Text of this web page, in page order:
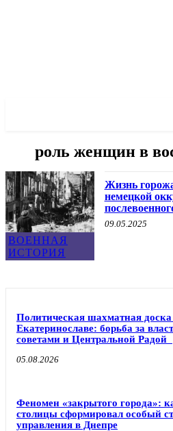
роль женщин в
ВОЕННАЯ
ИСТОРИЯ
Жизнь
немецкой
09.05.2025
Политическая шахматная доска
Екатеринославе: борьба за
советами и Центральной Радой
05.08.2026
Феномен «закрытого города»:
столицы сформировал особый
управления в Днепре